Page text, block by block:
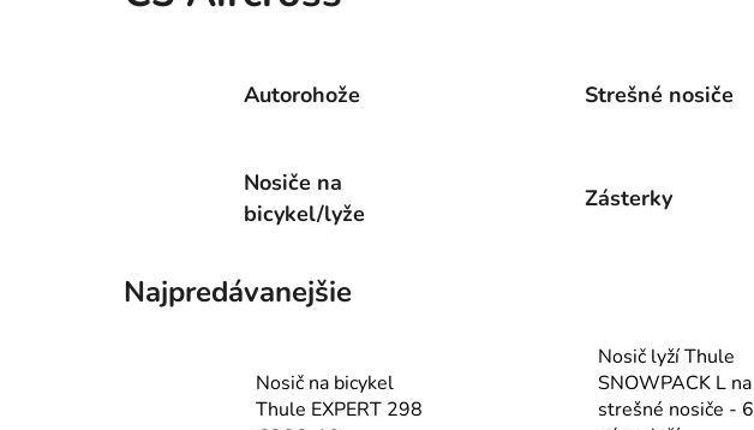
Autorohože Strešné nosiče
Nosiče na
bicykel/lyže
Zásterky
Najpredávanejšie
Nosič na bicykel
Thule EXPERT 298
Nosič lyží Thule
SNOWPACK L na
strešné nosiče - 6